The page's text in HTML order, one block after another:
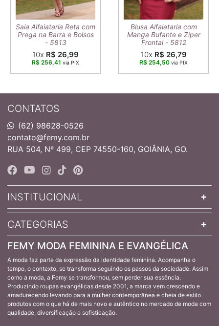
Saia Alfaiataria Reta com
Prega na Barra e Bolsos
- 5813
10x R$ 26,99
R$ 256,41 via PIX
Blusa Alfaiataria com
Manga Bufante e Zíper
Frontal - 5812
10x R$ 26,79
R$ 254,50 via PIX
CONTATOS
(62) 98628-0526
contato@femy.com.br
RUA 504, Nº 499, CEP 74550-160, GOIÂNIA, GO.
INSTITUCIONAL
CATEGORIAS
FEMY MODA FEMININA E EVANGÉLICA
A moda faz parte da expressão da identidade feminina. Acompanha o
tempo, o contexto, se transforma seguindo os passos da sociedade. Assim
como a moda, a Femy se transformou, sem perder sua essência.
Produzindo roupas evangélicas desde 2001, a marca vem crescendo e
amadurecendo levando para a mulher contemporânea e cheia de estilo
produtos com o que há de mais novo e autêntico no mercado de moda com
qualidade, diversificação e sofisticação.